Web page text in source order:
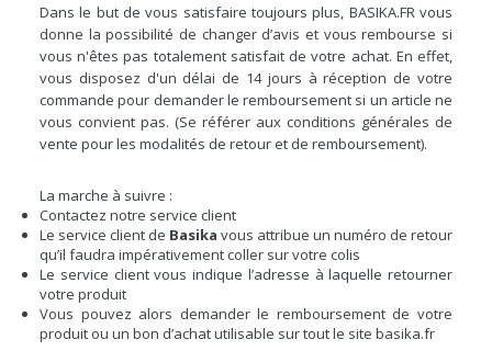
Dans le but de vous satisfaire toujours plus, BASIKA.FR vous
donne la possibilité de changer d’avis et vous rembourse si
vous n'êtes pas totalement satisfait de votre achat. En effet,
vous disposez d'un délai de 14 jours à réception de votre
commande pour demander le remboursement si un article ne
vous convient pas. (Se référer aux conditions générales de
vente pour les modalités de retour et de remboursement).
La marche à suivre :
Contactez notre service client
Le service client de Basika vous attribue un numéro de retour
qu’il faudra impérativement coller sur votre colis
Le service client vous indique l’adresse à laquelle retourner
votre produit
Vous pouvez alors demander le remboursement de votre
produit ou un bon d’achat utilisable sur tout le site basika.fr